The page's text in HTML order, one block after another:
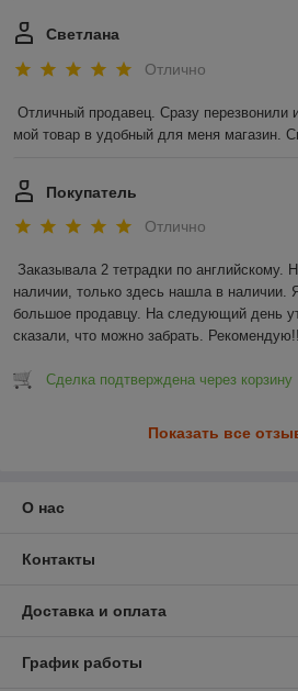
Светлана
Отлично
Отличный продавец. Сразу перезвонили
мой товар в удобный для меня магазин.
Покупатель
Отлично
Заказывала 2 тетрадки по английскому.
наличии, только здесь нашла в наличии.
большое продавцу. На следующий день
сказали, что можно забрать.
Сделка подтверждена через корзину
Показать все
О нас
Контакты
Доставка и оплата
График работы